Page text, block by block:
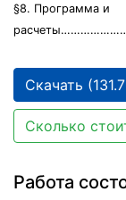
§8. Программа и
Скачать
Сколько
Работа